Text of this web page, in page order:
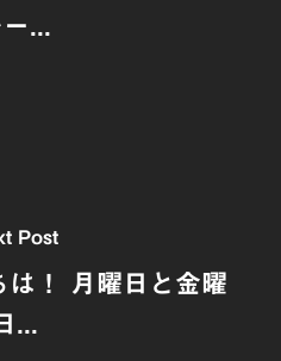
ー...
Post
は！ 月曜日と金曜
...